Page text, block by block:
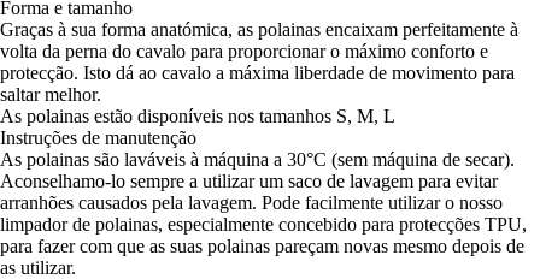
Forma e tamanho
Graças à sua forma anatómica, as polainas encaixam perfeitamente à
volta da perna do cavalo para proporcionar o máximo conforto e
protecção. Isto dá ao cavalo a máxima liberdade de movimento para
saltar melhor.
As polainas estão disponíveis nos tamanhos S, M, L
Instruções de manutenção
As polainas são laváveis à máquina a 30°C (sem máquina de secar).
Aconselhamo-lo sempre a utilizar um saco de lavagem para evitar
arranhões causados pela lavagem. Pode facilmente utilizar o nosso
limpador de polainas, especialmente concebido para protecções TPU,
para fazer com que as suas polainas pareçam novas mesmo depois de
as utilizar.